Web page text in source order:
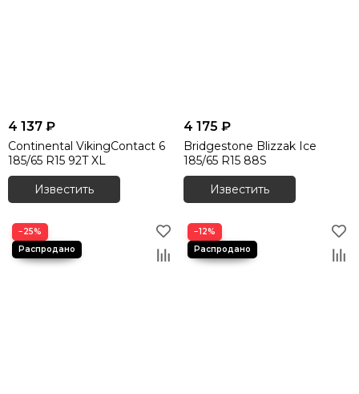
4 137 ₽
Continental VikingContact 6
185/65 R15 92T XL
Известить
4 175 ₽
Bridgestone Blizzak Ice
185/65 R15 88S
Известить
−25% −12%